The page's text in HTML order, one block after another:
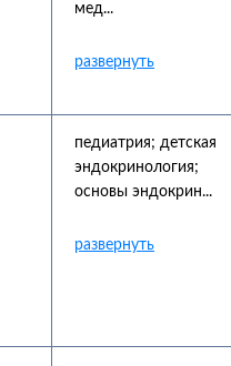
мед...
педиатрия; детская
эндокринология;
основы эндокрин...